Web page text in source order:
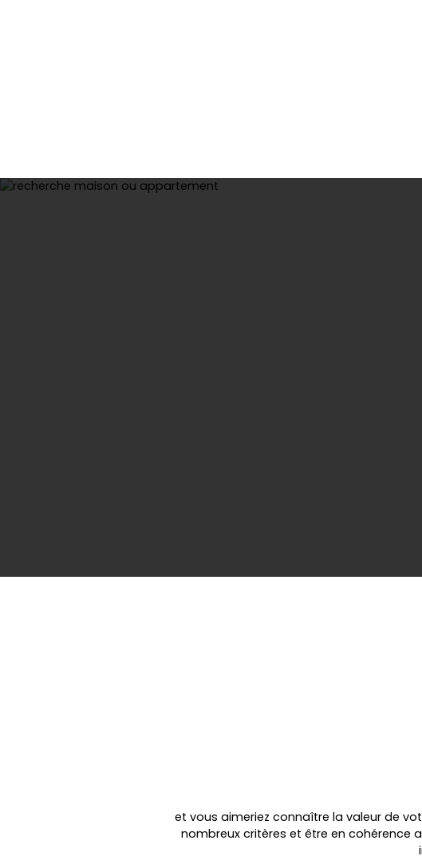
et vous aimeriez connaître la valeur de
nombreux critères et être en cohérence